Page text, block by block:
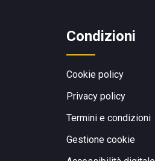
Condizioni
Cookie policy
Privacy policy
Termini e condizioni
Gestione cookie